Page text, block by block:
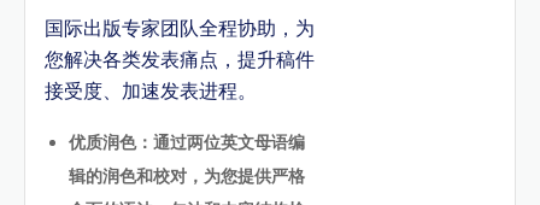
国际出版专家团队全程协助，为
您解决各类发表痛点，提升稿件
接受度、加速发表进程。
优质润色：通过两位英文母语编
辑的润色和校对，为您提供严格